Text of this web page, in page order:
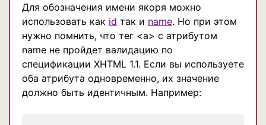
Для обозначения имени якоря можно
использовать как id так и name. Но при этом
нужно помнить, что тег <a> с атрибутом
name не пройдет валидацию по
спецификации XHTML 1.1. Если вы используете
оба атрибута одновременно, их значение
должно быть идентичным. Например: